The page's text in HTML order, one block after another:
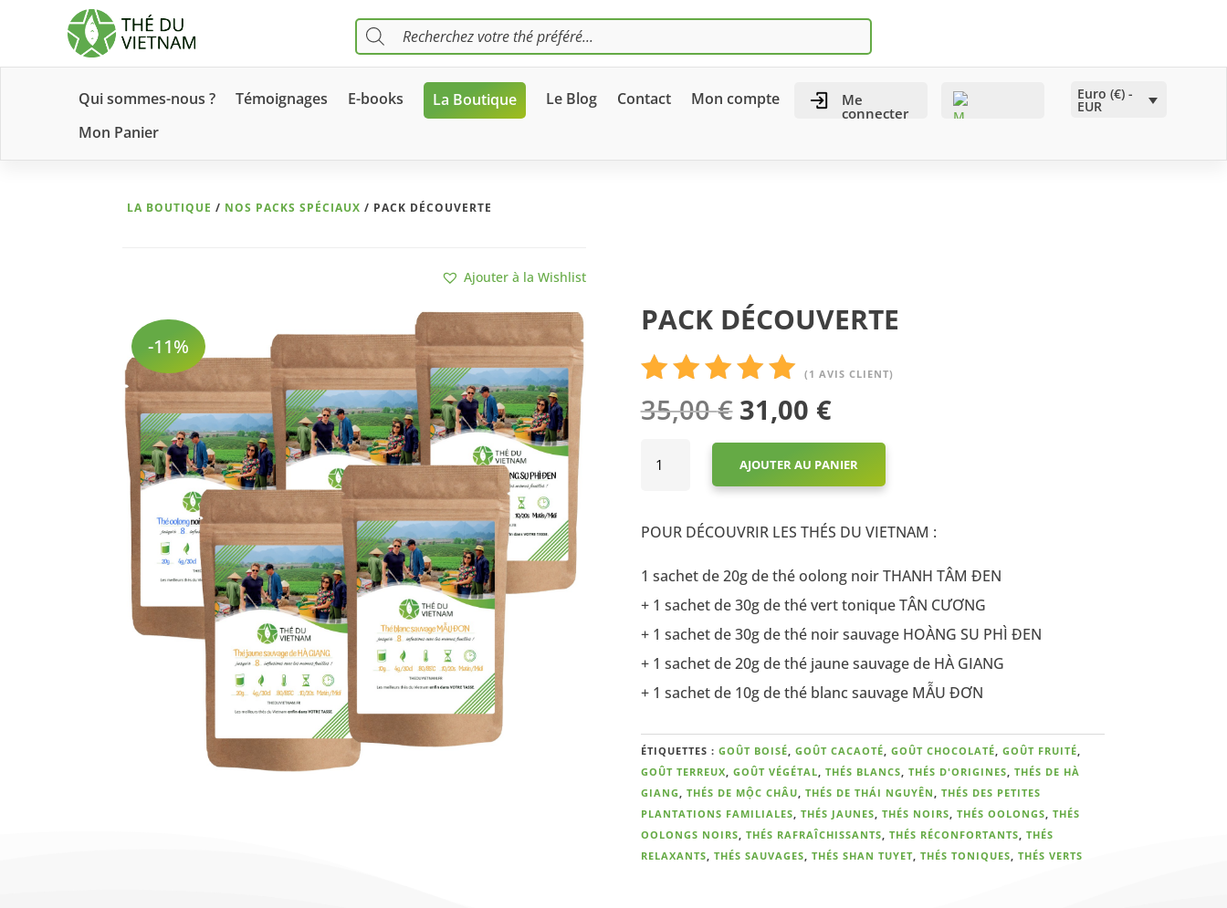
Recherche
de
produits
Qui sommes-nous ? Témoignages E-books La Boutique Le Blog Contact
Mon compte
Mon Panier
Me
connecter
Euro (€) -
EUR
LA BOUTIQUE / NOS PACKS SPÉCIAUX / PACK DÉCOUVERTE
Ajouter à la Wishlist
-11%
PACK DÉCOUVERTE
Noté5.00
sur 5
basé
client
( 1 AVIS CLIENT)
35,00€ Le
prix
initial
était :
35,00 €.
31,00 €Le
prix
actuel
est :
31,00 €.
AJOUTER AU PANIER
POUR DÉCOUVRIR LES THÉS DU VIETNAM :
1 sachet de 20g de thé oolong noir THANH TÂM ĐEN
+ 1 sachet de 30g de thé vert tonique TÂN CƯƠNG
+ 1 sachet de 30g de thé noir sauvage HOÀNG SU PHÌ ĐEN
+ 1 sachet de 20g de thé jaune sauvage de HÀ GIANG
+ 1 sachet de 10g de thé blanc sauvage MẪU ĐƠN
ÉTIQUETTES : GOÛT BOISÉ, GOÛT CACAOTÉ, GOÛT CHOCOLATÉ, GOÛT FRUITÉ,
GOÛT TERREUX, GOÛT VÉGÉTAL, THÉS BLANCS, THÉS D'ORIGINES, THÉS DE HÀ
GIANG, THÉS DE MỘC CHÂU, THÉS DE THÁI NGUYÊN, THÉS DES PETITES
PLANTATIONS FAMILIALES, THÉS JAUNES, THÉS NOIRS, THÉS OOLONGS, THÉS
OOLONGS NOIRS, THÉS RAFRAÎCHISSANTS, THÉS RÉCONFORTANTS, THÉS
RELAXANTS, THÉS SAUVAGES, THÉS SHAN TUYET, THÉS TONIQUES, THÉS VERTS